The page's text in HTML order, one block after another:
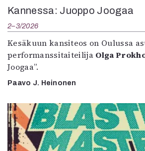
Kannessa: Juoppo Joogaa
2–3/2026
Kesäkuun kansiteos on Oulussa
performanssitaiteilija Olga
Joogaa”.
Paavo J. Heinonen